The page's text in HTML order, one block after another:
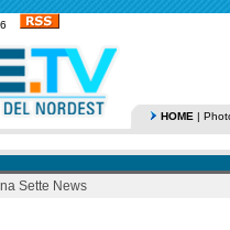
HOME |
Sette News